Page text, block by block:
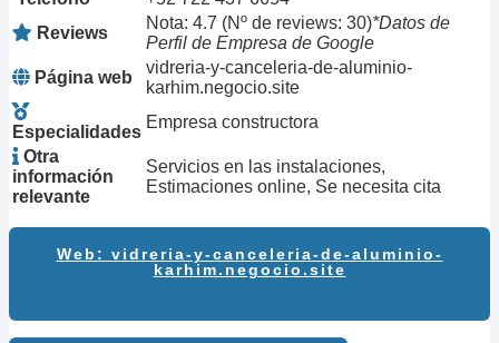
Reviews
Nota: 4.7 (Nº de reviews: 30)*Datos de
Perfil de Empresa de Google
Página web
vidreria-y-canceleria-de-aluminio-
karhim.negocio.site
Especialidades
Empresa constructora
Otra
información
relevante
Servicios en las instalaciones,
Estimaciones online, Se necesita cita
Web: vidreria-y-canceleria-de-aluminio-
karhim.negocio.site